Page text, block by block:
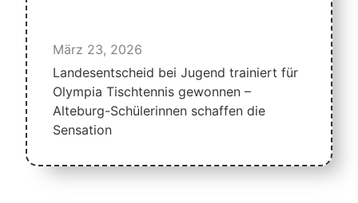
März 23, 2026
Landesentscheid bei Jugend trainiert für
Olympia Tischtennis gewonnen –
Alteburg-Schülerinnen schaffen die
Sensation